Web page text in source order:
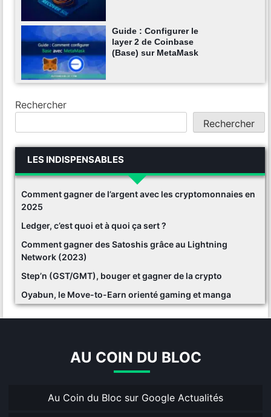
Guide : Configurer le
layer 2 de Coinbase
(Base) sur MetaMask
Rechercher
Rechercher
LES INDISPENSABLES
Comment gagner de l’argent avec les cryptomonnaies en
2025
Ledger, c’est quoi et à quoi ça sert ?
Comment gagner des Satoshis grâce au Lightning
Network (2023)
Step’n (GST/GMT), bouger et gagner de la crypto
Oyabun, le Move-to-Earn orienté gaming et manga
AU COIN DU BLOC
Au Coin du Bloc sur Google Actualités